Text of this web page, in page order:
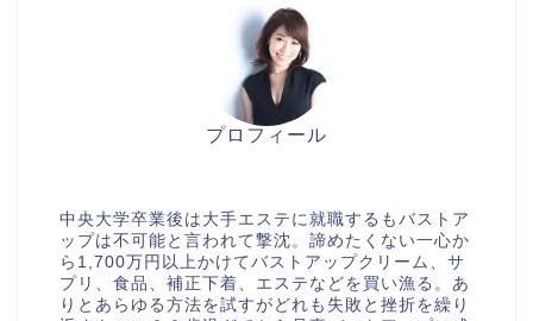
プロフィール
中央大学卒業後は大手エステに就職するもバストア
ップは不可能と言われて撃沈。諦めたくない一心か
ら1,700万円以上かけてバストアップクリーム、サ
プリ、食品、補正下着、エステなどを買い漁る。あ
りとあらゆる方法を試すがどれも失敗と挫折を繰り